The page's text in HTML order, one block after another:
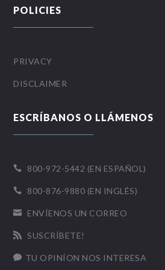
POLICIES
PRIVACY
DISCLAIMER
ESCRÍBANOS O LLÁMENOS
 800-972-5442 (EN ESPAÑOL)
 800-876-9880 (EN INGLÉS)
 ENVÍENOS UN CORREO
 SUSCRÍBETE!
 TU OPINÍON NOS INTERESA